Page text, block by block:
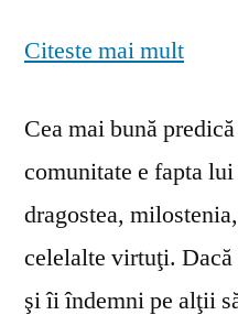
Citeste mai mult
Cea mai bună
comunitate e fapta
dragostea,
celelalte virtuţi. Dacă
şi îi îndemni pe alţii